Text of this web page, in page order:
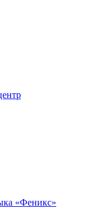
«Феникс»